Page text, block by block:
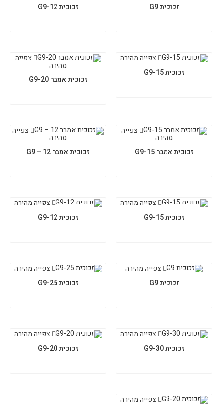
זכוכית G9
זכוכית G9-12
צפייה מהירה
זכוכית G9-15
צפייה
מהירה
זכוכית אמבר G9-20
צפייה
מהירה
זכוכית אמבר G9-15
צפייה
מהירה
זכוכית אמבר 12 – G9
צפייה מהירה
זכוכית G9-15
צפייה מהירה
זכוכית G9-12
צפייה מהירה
זכוכית G9
צפייה מהירה
זכוכית G9-25
צפייה מהירה
זכוכית G9-30
צפייה מהירה
זכוכית G9-20
צפייה מהירה